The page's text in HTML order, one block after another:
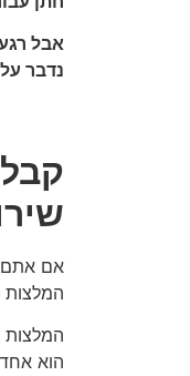
אבל
נדבר
אם אתם
המלצות
המלצות
הוא